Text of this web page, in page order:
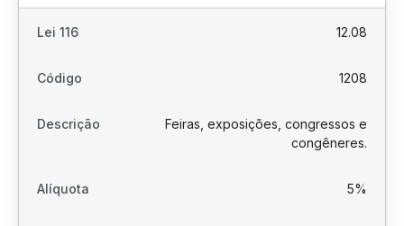
12.08
1208
Feiras, exposições, congressos e
congêneres.
5%